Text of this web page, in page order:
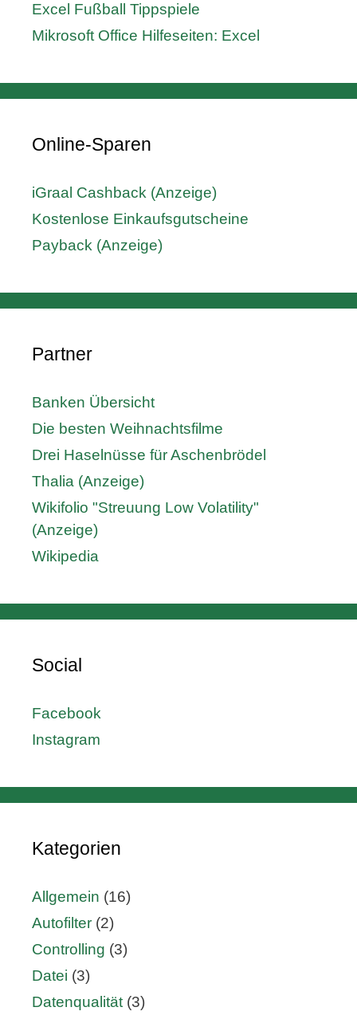
Excel Fußball Tippspiele
Mikrosoft Office Hilfeseiten: Excel
Online-Sparen
iGraal Cashback (Anzeige)
Kostenlose Einkaufsgutscheine
Payback (Anzeige)
Partner
Banken Übersicht
Die besten Weihnachtsfilme
Drei Haselnüsse für Aschenbrödel
Thalia (Anzeige)
Wikifolio "Streuung Low Volatility"
(Anzeige)
Wikipedia
Social
Facebook
Instagram
Kategorien
Allgemein (16)
Autofilter (2)
Controlling (3)
Datei (3)
Datenqualität(3)